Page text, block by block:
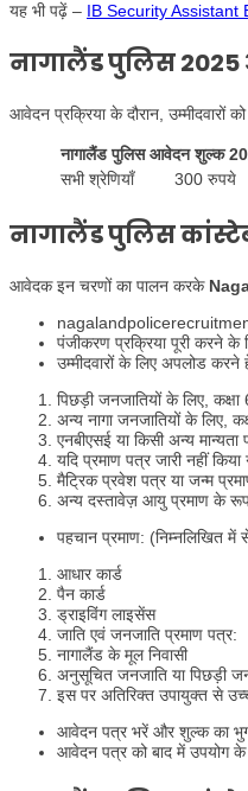
यह भी पढ़ें – IB Security Assistant
नागालैंड पुलिस
आवेदन प्रक्रिया के दौरान, उम्मीदवारों
नागालैंड पुलिस आवेदन शुल्क
सभी श्रेणियाँ
300 रुपये
नागालैंड पुलिस
आवेदक इन चरणों का पालन करके
पंजीकरण प्रक्रिया पूरी करने के
उम्मीदवारों के लिए अपलोड
पिछड़ी जनजातियों के लिए, कक्षा
अन्य नागा जनजातियों के लिए,
एनबीएसई या किसी अन्य मान्यता
यदि प्रमाण पत्र जारी नहीं
मैट्रिक प्रवेश पत्र या जन्म
अन्य दस्तावेज़ आयु प्रमाण के रूप
पहचान प्रमाण: (निम्नलिखित में
आधार कार्ड
पैन कार्ड
ड्राइविंग लाइसेंस
जाति एवं जनजाति प्रमाण पत्र:
नागालैंड के मूल निवासी
अनुसूचित जनजाति या पिछड़ी
इस पर अतिरिक्त उपायुक्त से
आवेदन पत्र भरें और शुल्क का
आवेदन पत्र को बाद में उपयोग